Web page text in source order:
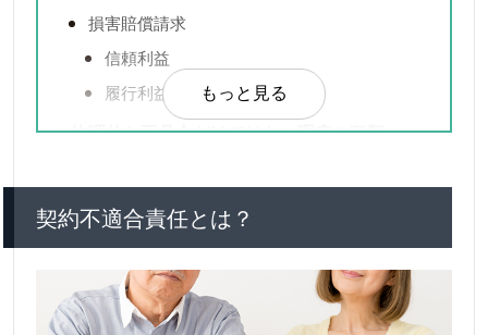
損害賠償請求
信頼利益
履行利益
物理的な不具合だけではない瑕疵の種類
心理的な瑕疵
契約不適合責任の期間は？
契約不適合責任の免責について
もっと見る
契約不適合責任とは？